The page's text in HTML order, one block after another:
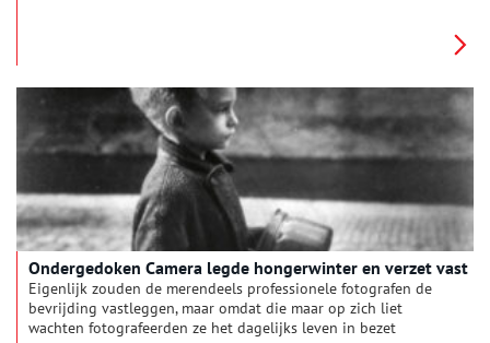
Ondergedoken Camera legde hongerwinter en verzet vast
Eigenlijk zouden de merendeels professionele fotografen de
bevrijding vastleggen, maar omdat die maar op zich liet
wachten fotografeerden ze het dagelijks leven in bezet